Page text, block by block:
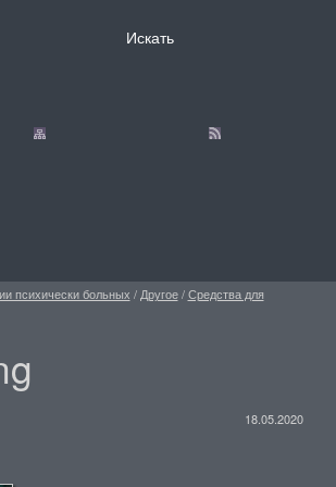
психически больных / Другое/Средства для
18.05.2020